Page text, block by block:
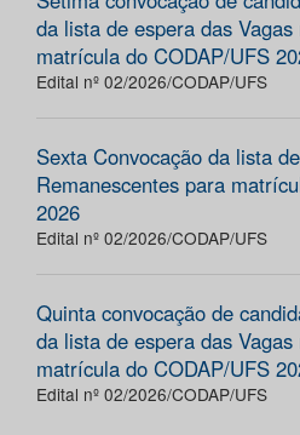
da lista de espera das
matrícula do CODAP/UFS
Edital nº 02/2026/CODAP/UFS
Sexta Convocação da lista
Remanescentes para
2026
Edital nº 02/2026/CODAP/UFS
Quinta convocação de
da lista de espera das
matrícula do CODAP/UFS
Edital nº 02/2026/CODAP/UFS